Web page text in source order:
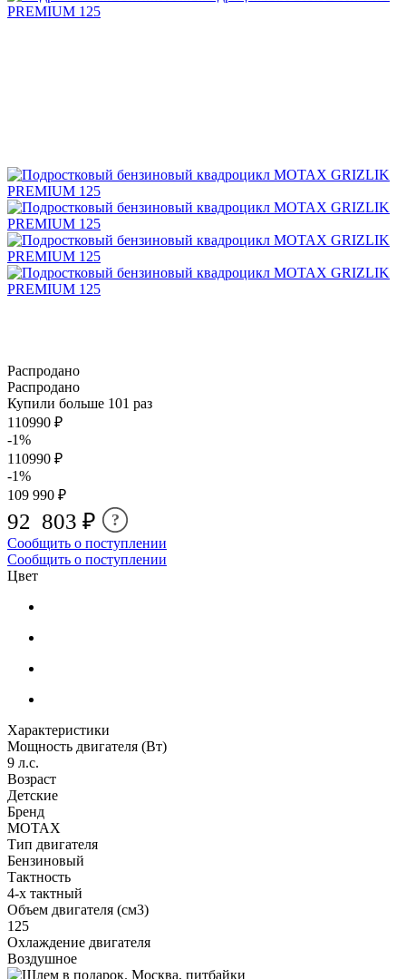
Распродано
Распродано
Купили больше 101 раз
110990 ₽
-1%
110990 ₽
-1%
109 990 ₽
92 803 ₽ ?
Сообщить о поступлении
Сообщить о поступлении
Цвет
Характеристики
Мощность двигателя (Вт)
9 л.с.
Возраст
Детские
Бренд
MOTAX
Тип двигателя
Бензиновый
Тактность
4-х тактный
Объем двигателя (см3)
125
Охлаждение двигателя
Воздушное